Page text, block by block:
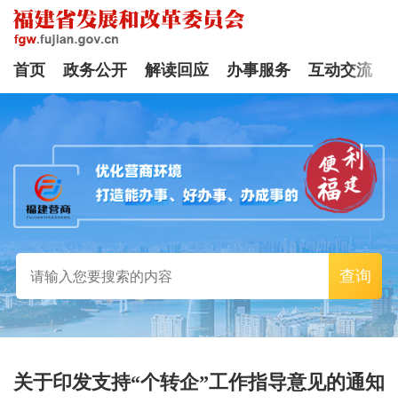
首页 政务公开 解读回应 办事服务 互动交流
查询
关于印发支持“个转企”工作指导意见的通知